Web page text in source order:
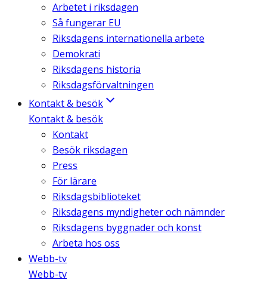
Arbetet i riksdagen
Så fungerar EU
Riksdagens internationella arbete
Demokrati
Riksdagens historia
Riksdagsförvaltningen
Kontakt & besök
Kontakt & besök
Kontakt
Besök riksdagen
Press
För lärare
Riksdagsbiblioteket
Riksdagens myndigheter och nämnder
Riksdagens byggnader och konst
Arbeta hos oss
Webb-tv
Webb-tv